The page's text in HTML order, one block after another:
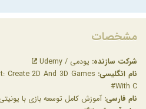
مشخصات
شرکت سازنده: یودمی / Udemy
نام انگلیسی: Create 2D And 3D Games
With C#
نام فارسی: آموزش کامل توسعه بازی با یونیتی